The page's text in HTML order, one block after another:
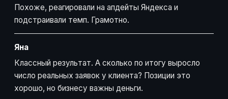
Похоже, реагировали на апдейты Яндекса и
подстраивали темп. Грамотно.
Яна
Классный результат. А сколько по итогу выросло
число реальных заявок у клиента? Позиции это
хорошо, но бизнесу важны деньги.